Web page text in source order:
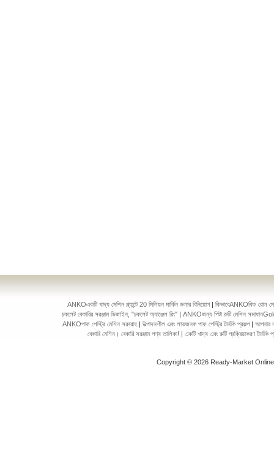
ANKOএকটি খাদ্য মেশিন প্ল্যান্টে 20 মিলিয়ন মার্কিন ডলার বিনিয়োগ |কিভাবেANKOবিফ রোল
চকলেট বেকারির সরঞ্জাম ডিজাইন, "চকলেট অ্যাঞ্জেল রিং" |ANKOজন্য পিটা রুটি মেশিন
ANKOপাফ পেস্ট্রি মেশিন সরবরাহ |উত্পাদনশীল এবং লাভজনক পাফ পেস্ট্রি টার্নকি প্রকল্প|আপনার
বেকারি মেশিন। বেকারি সরঞ্জাম পণ্য তালিকা! | একটি খাদ্য এবং রুটি প্রক্রিয়াকরণ
Copyright © 2026 Ready-Market